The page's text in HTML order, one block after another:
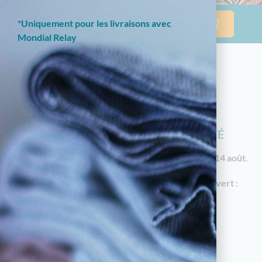
NOTRE BOUTIQUE EN LIGNE EST
ACTUELLEMENT EN CONGÉS D'ÉTÉ
Les commandes reprendront à partir duvendredi 14 août
En attendant, notre magasin à Limoges reste ouvert :
18 av. Garibaldi, 87000 Limoges
Horaires d'été : du mardi au samedi de 10h à
05.55.79.22.49
*Uniquement pour les livraisons avec
Mondial Relay